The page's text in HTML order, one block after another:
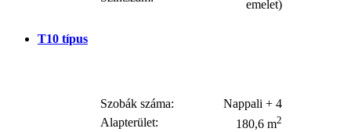
emelet)
T10 típus
Szobák száma:
Nappali + 4
Alapterület:
180,6 m2